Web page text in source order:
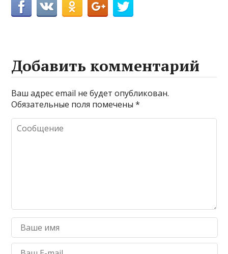
Добавить комментарий
Ваш адрес email не будет опубликован.
Обязательные поля помечены*